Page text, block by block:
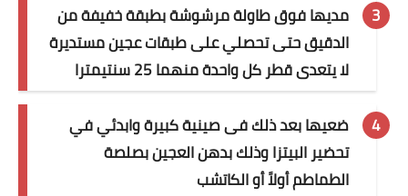
مديها فوق طاولة مرشوشة بطبقة خفيفة من
الدقيق حتى تحصلي على طبقات عجين مستديرة
لا يتعدى قطر كل واحدة منهما 25 سنتيمترا
ضعيها بعد ذلك فى صينية كبيرة وابدئي في
تحضير البيتزا وذلك بدهن العجين بصلصة
الطماطم أولاً أو الكاتشب